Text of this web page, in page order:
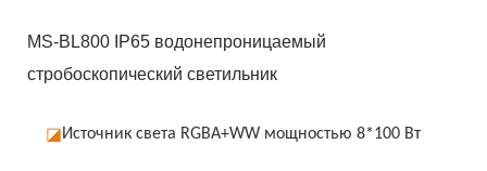
MS-BL800 IP65 водонепроницаемый
стробоскопический светильник
◪Источник света RGBA+WW мощностью 8*100 Вт